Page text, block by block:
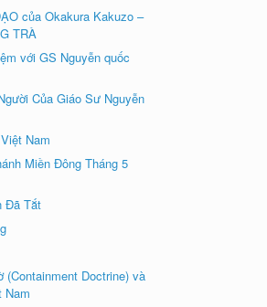
của Okakura Kakuzo –
TRÀ
với GS Nguyễn quốc
Của Giáo Sư Nguyễn
Nam
Miền Đông Tháng 5
Đã Tắt
(Containment Doctrine) và
Nam